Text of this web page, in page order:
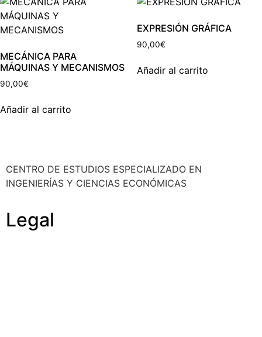
MECÁNICA PARA
MÁQUINAS Y MECANISMOS
90,00€
Añadir al carrito
EXPRESIÓN GRÁFICA
90,00€
Añadir al carrito
CENTRO DE ESTUDIOS ESPECIALIZADO EN
INGENIERÍAS Y CIENCIAS ECONÓMICAS
Legal